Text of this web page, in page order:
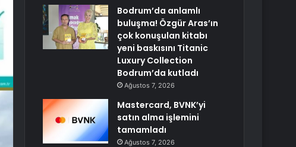
Bodrum’da anlamlı
buluşma! Özgür Aras’ın
çok konuşulan kitabı
yeni baskısını Titanic
Luxury Collection
Bodrum’da kutladı
Ağustos 7, 2026
Mastercard, BVNK’yi
satın alma işlemini
tamamladı
Ağustos 7, 2026